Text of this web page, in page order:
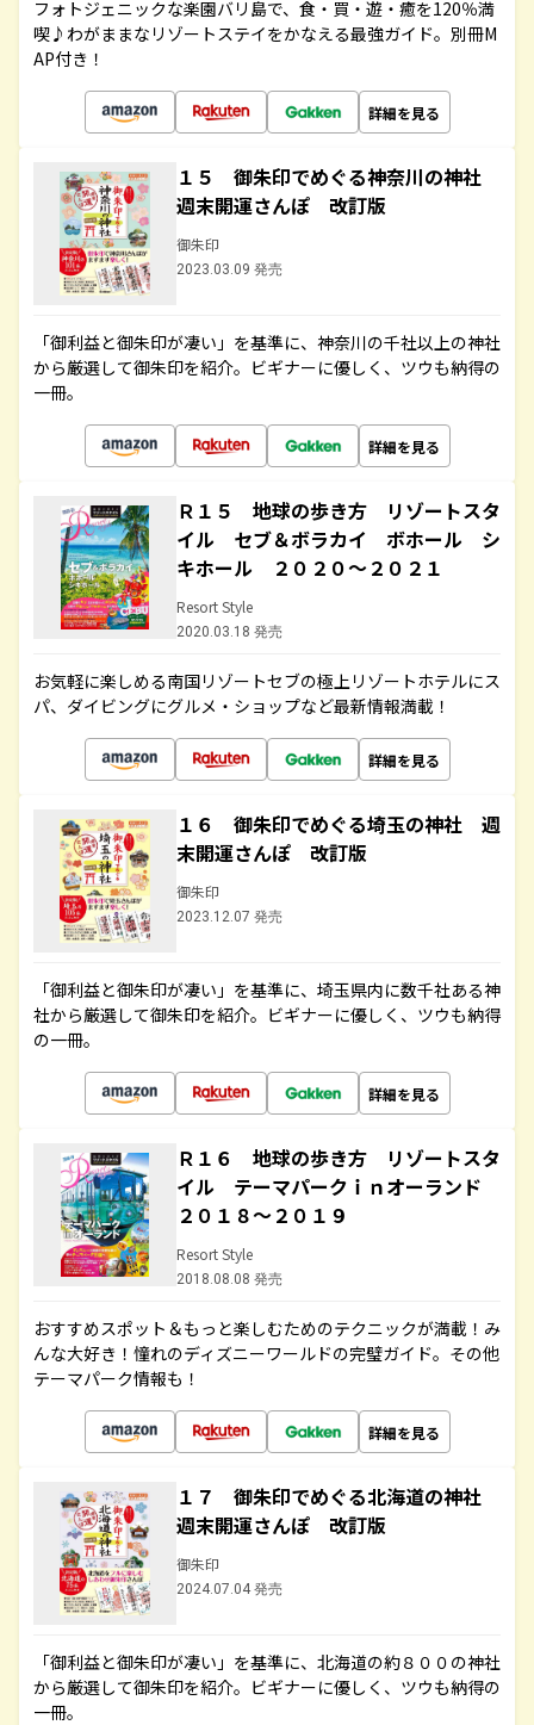
フォトジェニックな楽園バリ島で、食・買・遊・癒を120％満
喫♪わがままなリゾートステイをかなえる最強ガイド。別冊M
AP付き！
詳細を見る
１５ 御朱印でめぐる神奈川の神社
週末開運さんぽ 改訂版
御朱印
2023.03.09 発売
「御利益と御朱印が凄い」を基準に、神奈川の千社以上の神社
から厳選して御朱印を紹介。ビギナーに優しく、ツウも納得の
一冊。
詳細を見る
Ｒ１５ 地球の歩き方 リゾートスタ
イル セブ＆ボラカイ ボホール シ
キホール ２０２０～２０２１
Resort Style
2020.03.18 発売
お気軽に楽しめる南国リゾートセブの極上リゾートホテルにス
パ、ダイビングにグルメ・ショップなど最新情報満載！
詳細を見る
１６ 御朱印でめぐる埼玉の神社 週
末開運さんぽ 改訂版
御朱印
2023.12.07 発売
「御利益と御朱印が凄い」を基準に、埼玉県内に数千社ある神
社から厳選して御朱印を紹介。ビギナーに優しく、ツウも納得
の一冊。
詳細を見る
Ｒ１６ 地球の歩き方 リゾートスタ
イル テーマパークｉｎオーランド
２０１８～２０１９
Resort Style
2018.08.08 発売
おすすめスポット＆もっと楽しむためのテクニックが満載！み
んな大好き！憧れのディズニーワールドの完璧ガイド。その他
テーマパーク情報も！
詳細を見る
１７ 御朱印でめぐる北海道の神社
週末開運さんぽ 改訂版
御朱印
2024.07.04 発売
「御利益と御朱印が凄い」を基準に、北海道の約８００の神社
から厳選して御朱印を紹介。ビギナーに優しく、ツウも納得の
一冊。